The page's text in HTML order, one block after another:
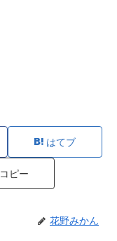
はてブ
コピー
花野みかん